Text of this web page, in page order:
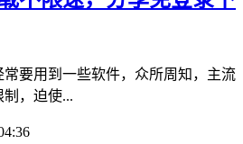
常要用到一些软件，众所周知，主流
，迫使...